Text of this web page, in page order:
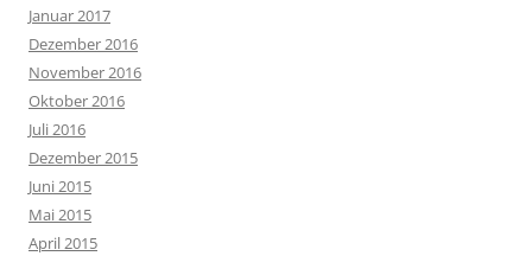
Januar 2017
Dezember 2016
November 2016
Oktober 2016
Juli 2016
Dezember 2015
Juni 2015
Mai 2015
April 2015